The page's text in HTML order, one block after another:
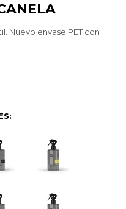
Nuevo envase PET con